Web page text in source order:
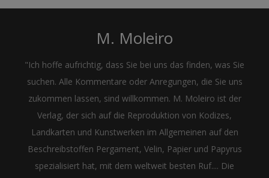
M. Moleiro
"Ich hoffe aufrichtig, dass Sie bei uns das finden, was Sie
suchen. Alle Kommentare oder Anregungen, die Sie uns
zukommen lassen, sind willkommen. M. Moleiro ist der
Verlag, der sich auf die Reproduktion von Kodizes,
Landkarten und Kunstwerken im Allgemeinen auf den
Beschreibstoffen Pergament, Velin, Papier und Papyrus
spezialisiert hat, mit dem weltweit besten Ruf.... Die